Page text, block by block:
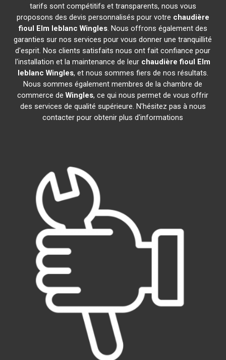
tarifs sont compétitifs et transparents, nous vous
proposons des devis personnalisés pour votre chaudière
fioul Elm leblanc Wingles. Nous offrons également des
garanties sur nos services pour vous donner une tranquillité
d'esprit. Nos clients satisfaits nous ont fait confiance pour
l'installation et la maintenance de leur chaudière fioul Elm
leblanc Wingles, et nous sommes fiers de nos résultats.
Nous sommes également membres de la chambre de
commerce deWingles, ce qui nous permet de vous offrir
des services de qualité supérieure. N'hésitez pas à nous
contacter pour obtenir plus d'informations